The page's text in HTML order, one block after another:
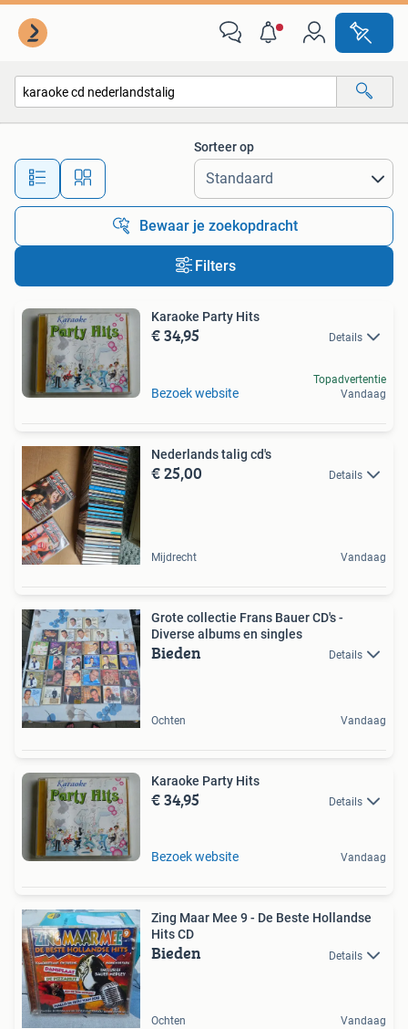
Alle afstanden…
Sorteer op
Bewaar je zoekopdracht
Filters
Karaoke Party Hits
€ 34,95 Details
Bezoek website
Topadvertentie
Vandaag
Nederlands talig cd's
€ 25,00 Details
Mijdrecht Vandaag
Grote collectie Frans Bauer CD's -
Diverse albums en singles
Bieden Details
Ochten Vandaag
Karaoke Party Hits
€ 34,95 Details
Bezoek website Vandaag
Zing Maar Mee 9 - De Beste Hollandse
Hits CD
Bieden Details
Ochten Vandaag